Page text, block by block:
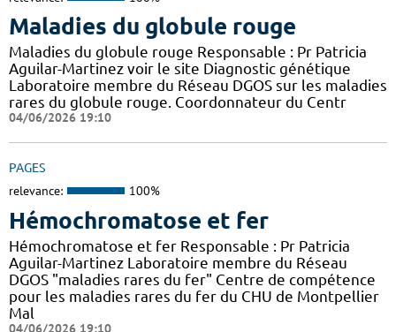
Maladies du globule rouge
Maladies du globule rouge Responsable : Pr Patricia
Aguilar-Martinez voir le site Diagnostic génétique
Laboratoire membre du Réseau DGOS sur les maladies
rares du globule rouge. Coordonnateur du Centr
04/06/2026 19:10
PAGES
relevance: 100%
Hémochromatose et fer
Hémochromatose et fer Responsable : Pr Patricia
Aguilar-Martinez Laboratoire membre du Réseau
DGOS "maladies rares du fer" Centre de compétence
pour les maladies rares du fer du CHU de Montpellier
Mal
04/06/2026 19:10